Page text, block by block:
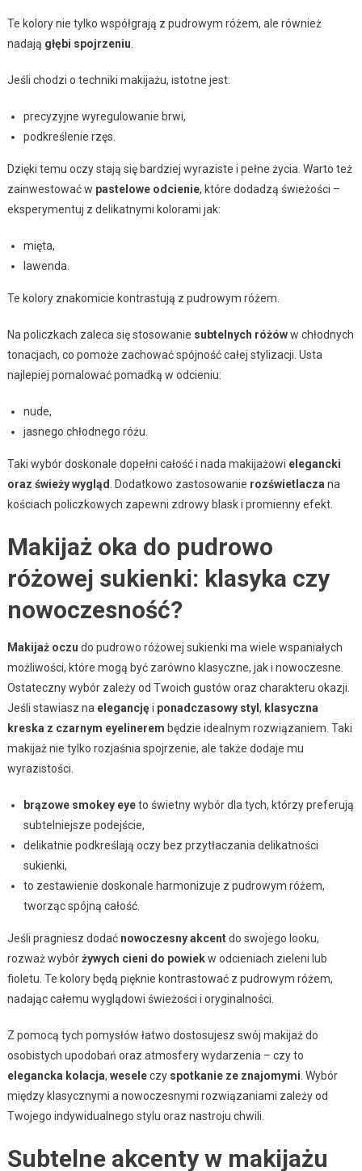
Te kolory nie tylko współgrają z pudrowym różem, ale również
nadają głębi spojrzeniu.
Jeśli chodzi o techniki makijażu, istotne jest:
precyzyjne wyregulowanie brwi,
podkreślenie rzęs.
Dzięki temu oczy stają się bardziej wyraziste i pełne życia. Warto też
zainwestować w pastelowe odcienie, które dodadzą świeżości –
eksperymentuj z delikatnymi kolorami jak:
mięta,
lawenda.
Te kolory znakomicie kontrastują z pudrowym różem.
Na policzkach zaleca się stosowanie subtelnych różóww chłodnych
tonacjach, co pomoże zachować spójność całej stylizacji. Usta
najlepiej pomalować pomadką w odcieniu:
nude,
jasnego chłodnego różu.
Taki wybór doskonale dopełni całość i nada makijażowi elegancki
oraz świeży wygląd. Dodatkowo zastosowanie rozświetlaczana
kościach policzkowych zapewni zdrowy blask i promienny efekt.
Makijaż oka do pudrowo
różowej sukienki: klasyka czy
nowoczesność?
Makijaż oczu do pudrowo różowej sukienki ma wiele wspaniałych
możliwości, które mogą być zarówno klasyczne, jak i nowoczesne.
Ostateczny wybór zależy od Twoich gustów oraz charakteru okazji.
Jeśli stawiasz na elegancjęi ponadczasowy styl , klasyczna
kreska z czarnym eyelinerem będzie idealnym rozwiązaniem. Taki
makijaż nie tylko rozjaśnia spojrzenie, ale także dodaje mu
wyrazistości.
brązowe smokey eyeto świetny wybór dla tych, którzy preferują
subtelniejsze podejście,
delikatnie podkreślają oczy bez przytłaczania delikatności
sukienki,
to zestawienie doskonale harmonizuje z pudrowym różem,
tworząc spójną całość.
Jeśli pragniesz dodać nowoczesny akcentdo swojego looku,
rozważ wybórżywych cieni do powiekw odcieniach zieleni lub
fioletu. Te kolory będą pięknie kontrastować z pudrowym różem,
nadając całemu wyglądowi świeżości i oryginalności.
Z pomocą tych pomysłów łatwo dostosujesz swój makijaż do
osobistych upodobań oraz atmosfery wydarzenia – czy to
elegancka kolacja, weseleczy spotkanie ze znajomymi. Wybór
między klasycznymi a nowoczesnymi rozwiązaniami zależy od
Twojego indywidualnego stylu oraz nastroju chwili.
Subtelne akcenty w makijażu